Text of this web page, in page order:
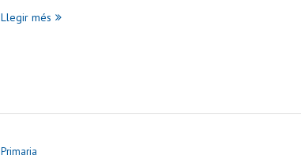
Llegir més
Primaria